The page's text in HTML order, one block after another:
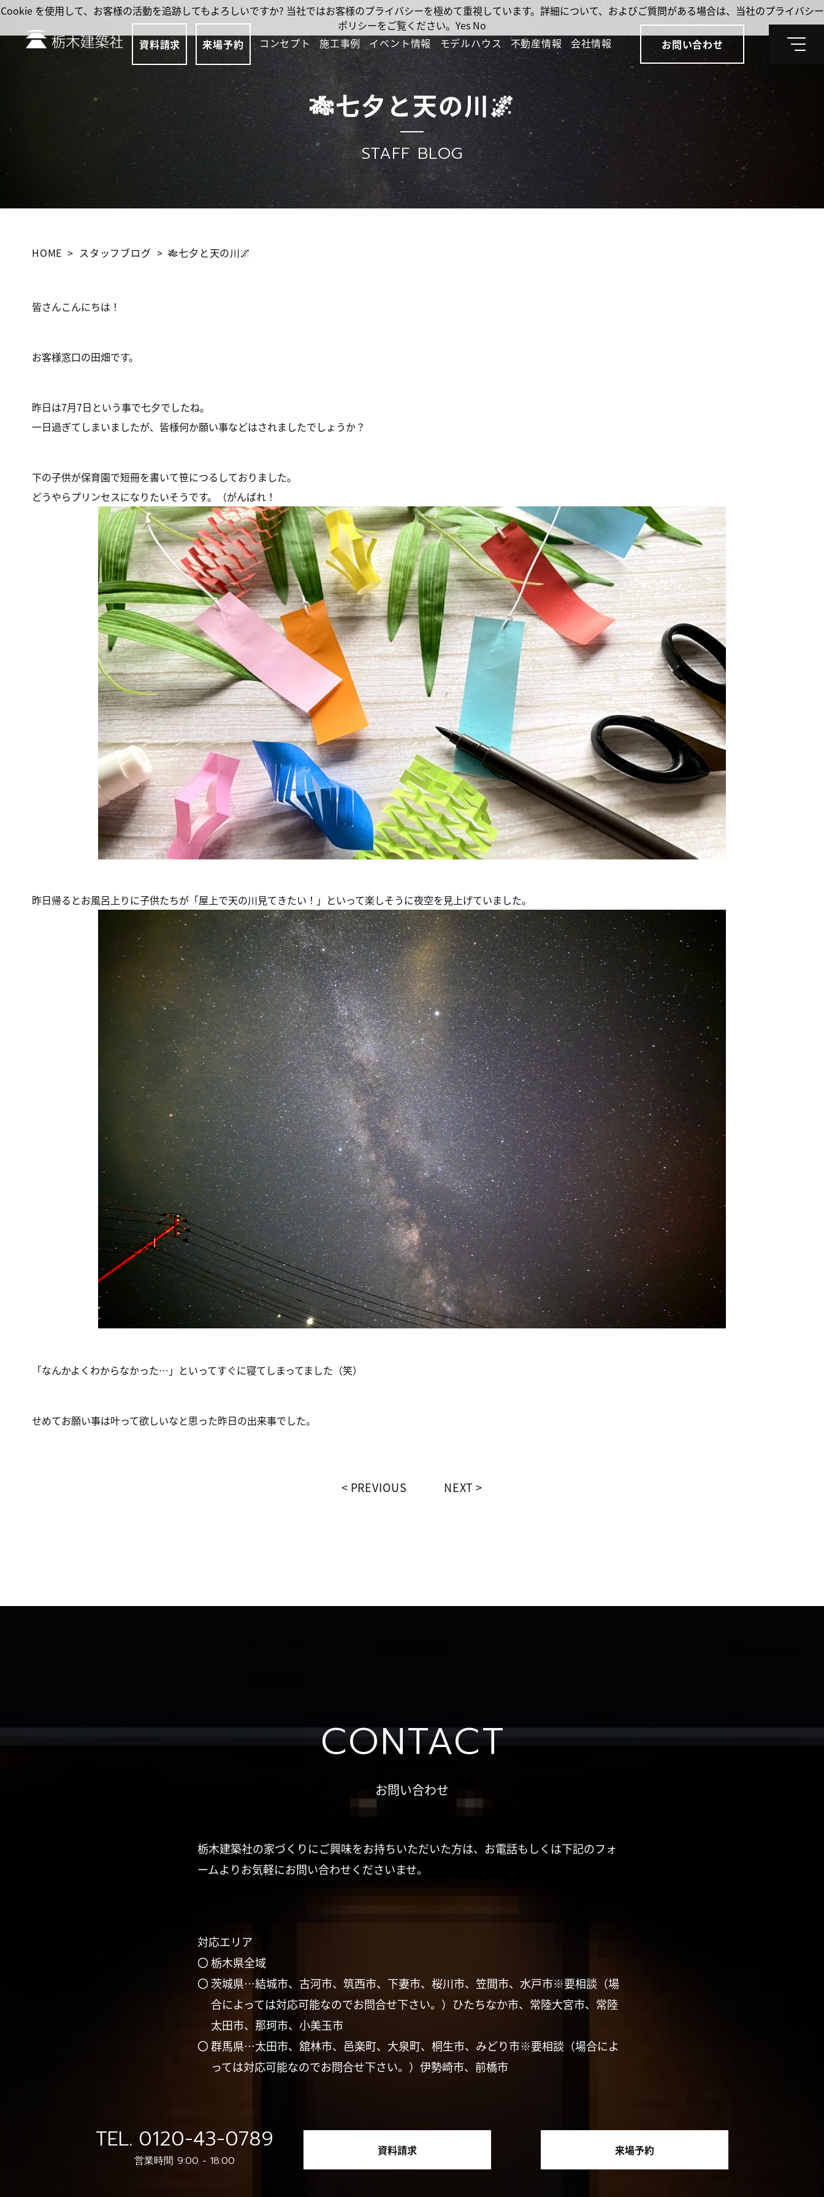
資料請求 来場予約 コンセプト 施工事例 イベント情報 モデルハウス 不動産情報 会社情報 お問い合わせ
メ
🎋七夕と天の川🌌
STAFF BLOG
HOME スタッフブログ 🎋七夕と天の川🌌
皆さんこんにちは！
お客様窓口の田畑です。
昨日は7月7日という事で七夕でしたね。
一日過ぎてしまいましたが、皆様何か願い事などはされましたでしょうか？
下の子供が保育園で短冊を書いて笹につるしておりました。
どうやらプリンセスになりたいそうです。（がんばれ！
昨日帰るとお風呂上りに子供たちが「屋上で天の川見てきたい！」といって楽しそうに夜空を見上げていました。
「なんかよくわからなかった…」といってすぐに寝てしまってました（笑）
せめてお願い事は叶って欲しいなと思った昨日の出来事でした。
PREVIOUS NEXT
CONTACT
お問い合わせ
栃木建築社の家づくりにご興味をお持ちいただいた方は、お電話もしくは下記のフォ
ームよりお気軽にお問い合わせくださいませ。
対応エリア
〇 栃木県全域
〇 茨城県…結城市、古河市、筑西市、下妻市、桜川市、笠間市、水戸市※要相談（場
合によっては対応可能なのでお問合せ下さい。）ひたちなか市、常陸大宮市、常陸
太田市、那珂市、小美玉市
〇 群馬県…太田市、舘林市、邑楽町、大泉町、桐生市、みどり市※要相談（場合によ
っては対応可能なのでお問合せ下さい。）伊勢崎市、前橋市
TEL. 0120-43-0789
営業時間 9:00 - 18:00
資料請求 来場予約
Cookie を使用して、お客様の活動を追跡してもよろしいですか? 当社ではお客様のプライバシーを極めて重視しています。詳細について、およびご質問がある場合は、当社のプライバシー
ポリシーをご覧ください。 Yes No